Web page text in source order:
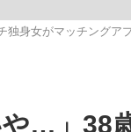
身女がマッチングア
や…」38